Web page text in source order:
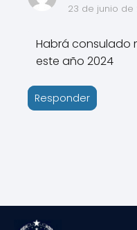
23 de junio de
Habrá consulado
este año 2024
Responder